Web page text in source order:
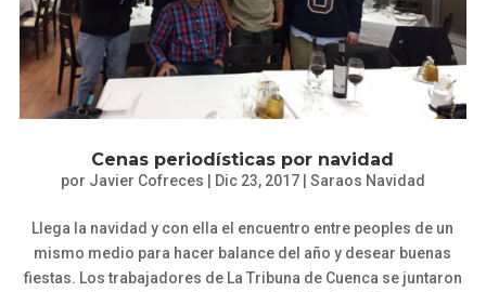
Cenas periodísticas por navidad
por Javier Cofreces Dic 23, 2017| Saraos Navidad
Llega la navidad y con ella el encuentro entre peoples de un
mismo medio para hacer balance del año y desear buenas
fiestas. Los trabajadores de La Tribuna de Cuenca se juntaron